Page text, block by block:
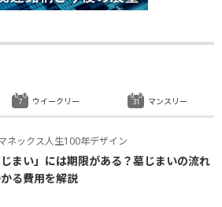
ネックス人生100年デザイン
じまい」には期限がある？墓じまいの流れ
る費用を解説
ウイークリー マンスリー